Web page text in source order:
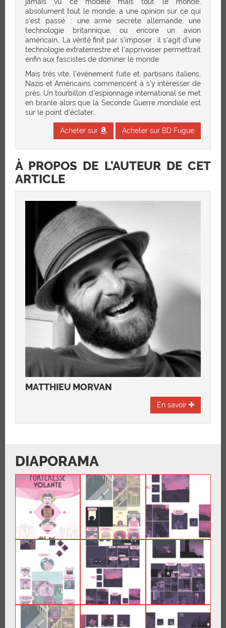
absolument tout le monde, a une opinion sur ce qui
s’est passé : une arme secrète allemande, une
technologie britannique, ou encore un avion
américain… La vérité finit par s’imposer : il s’agit d’une
technologie extraterrestre et l’apprivoiser permettrait
enfin aux fascistes de dominer le monde.
Mais très vite, l’événement fuite et, partisans italiens,
Nazis et Américains commencent à s’y intéresser de
près. Un tourbillon d’espionnage international se met
en branle alors que la Seconde Guerre mondiale est
sur le point d’éclater…
Acheter sur Acheter sur BD Fugue
À PROPOS DE L'AUTEUR DE CET
ARTICLE
MATTHIEU MORVAN
En savoir
DIAPORAMA